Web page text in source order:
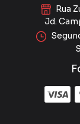
Rua
Jd.